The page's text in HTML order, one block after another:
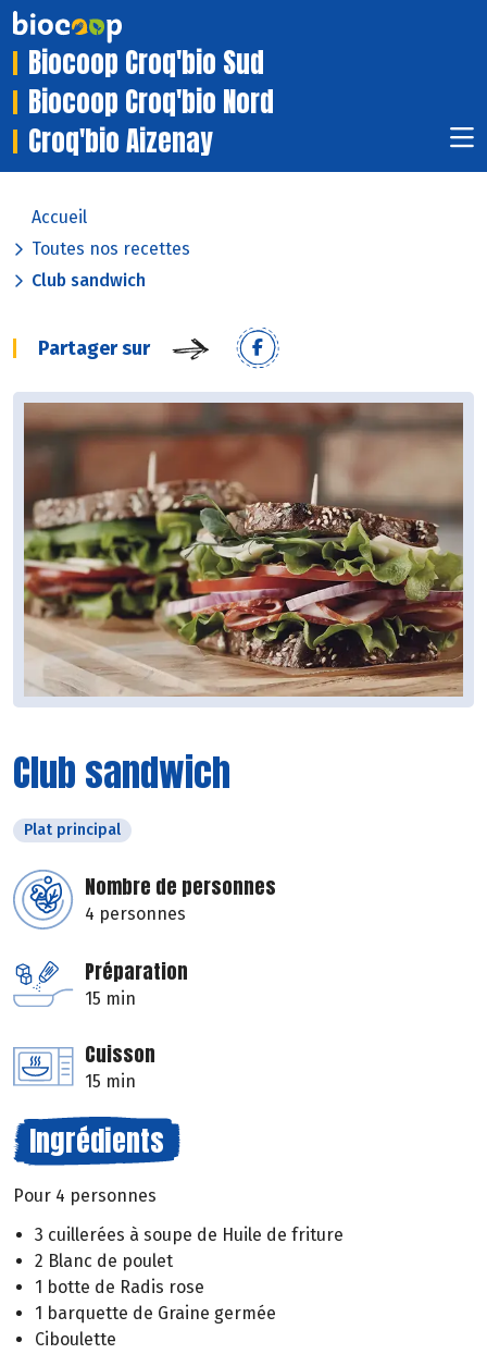
Biocoop Croq'bio Sud
Biocoop Croq'bio Nord
Croq'bio Aizenay
Accueil
Toutes nos recettes
Club sandwich
Partager sur
Club sandwich
Plat principal
Nombre de personnes
4 personnes
Préparation
15 min
Cuisson
15 min
Ingrédients
Pour 4 personnes
3 cuillerées à soupe de Huile de friture
2 Blanc de poulet
1 botte de Radis rose
1 barquette de Graine germée
Ciboulette